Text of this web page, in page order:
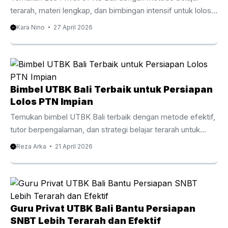
fleksibel, dan ...
terarah, materi lengkap, dan bimbingan intensif untuk lolos
seleksi CPNS. Pengantar Les Privat CPNS Bali
strategi yang tepat dan latihan yang konsisten. Oleh karena
itu, banyak peserta kini memilih Les Privat CPNS Bali
sebagai cara efektif untuk meningkatkan peluang lolos.
Dengan persaingan yang semakin ketat setiap tahunnya,
belajar secara mandiri sering kali terasa kurang cukup. Di
Bali, minat terhadap bimbingan privat CPNS terus
meningkat. Hal ini ...
Kara Nino 27 April 2026
Bimbel UTBK Bali Terbaik untuk Persiapan
Lolos PTN Impian
Temukan bimbel UTBK Bali terbaik dengan metode efektif,
tutor berpengalaman, dan strategi belajar terarah untuk
lolos PTN impian. Baca panduan lengkapnya di sini.
semakin ketat. Oleh karena itu, banyak siswa mulai mencari
bimbel UTBK Bali sebagai langkah strategis untuk
meningkatkan peluang lolos. Dengan pendekatan belajar
yang tepat, materi terarah, dan bimbingan tutor
berpengalaman, proses persiapan menjadi lebih efektif dan
Reza Arka 21 April 2026
Guru Privat UTBK Bali Bantu Persiapan
SNBT Lebih Terarah dan Efektif